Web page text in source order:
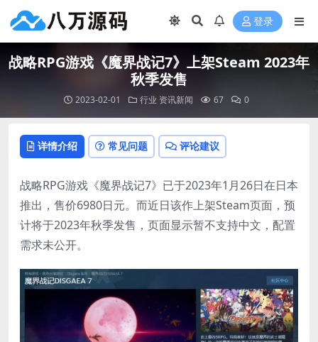
登录
战略RPG游戏《魔界战记7》上架Steam 2023年
秋季发售
2023-02-01 行业 资讯新闻 67 0
详情介绍 常见问题 评论建议
战略RPG游戏《魔界战记7》已于2023年1月26日在日本
推出，售价6980日元。而近日该作上架Steam页面，预
计将于2023年秋季发售，页面显示暂不支持中文，配置
需求未公开。